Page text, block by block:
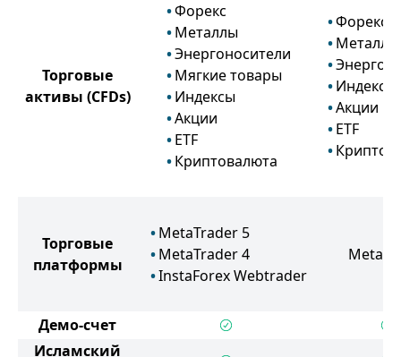
Торговые
активы (CFDs)
Форекс
Металлы
Энергоносители
Мягкие товары
Индексы
Акции
ETF
Криптовалюта
Форекс
Металлы
Индексы
Акции
ETF
Торговые
платформы
MetaTrader 5
MetaTrader 4
InstaForex Webtrader
Демо-счет
Исламский